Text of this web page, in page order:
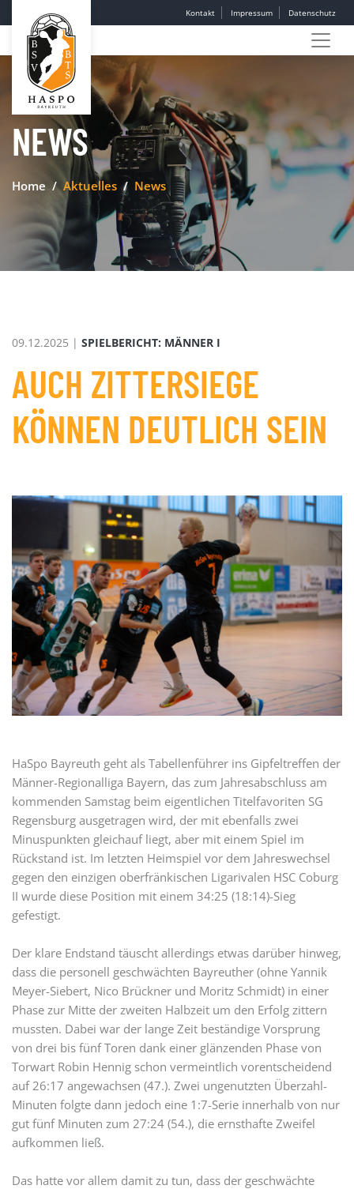
Kontakt Impressum Datenschutz
NEWS
Home Aktuelles News
09.12.2025 | SPIELBERICHT: MÄNNER I
AUCH ZITTERSIEGE
KÖNNEN DEUTLICH SEIN
HaSpo Bayreuth geht als Tabellenführer ins Gipfeltreffen der
Männer-Regionalliga Bayern, das zum Jahresabschluss am
kommenden Samstag beim eigentlichen Titelfavoriten SG
Regensburg ausgetragen wird, der mit ebenfalls zwei
Minuspunkten gleichauf liegt, aber mit einem Spiel im
Rückstand ist. Im letzten Heimspiel vor dem Jahreswechsel
gegen den einzigen oberfränkischen Ligarivalen HSC Coburg
II wurde diese Position mit einem 34:25 (18:14)-Sieg
gefestigt.
Der klare Endstand täuscht allerdings etwas darüber hinweg,
dass die personell geschwächten Bayreuther (ohne Yannik
Meyer-Siebert, Nico Brückner und Moritz Schmidt) in einer
Phase zur Mitte der zweiten Halbzeit um den Erfolg zittern
mussten. Dabei war der lange Zeit beständige Vorsprung
von drei bis fünf Toren dank einer glänzenden Phase von
Torwart Robin Hennig schon vermeintlich vorentscheidend
auf 26:17 angewachsen (47.). Zwei ungenutzten Überzahl-
Minuten folgte dann jedoch eine 1:7-Serie innerhalb von nur
gut fünf Minuten zum 27:24 (54.), die ernsthafte Zweifel
aufkommen ließ.
Das hatte vor allem damit zu tun, dass der geschwächte